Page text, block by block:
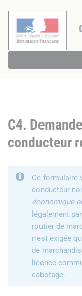
C4.
conducteur
Ce formulaire
conducteur
économique
légalement
routier de
n'est exigée
de
licence
cabotage.